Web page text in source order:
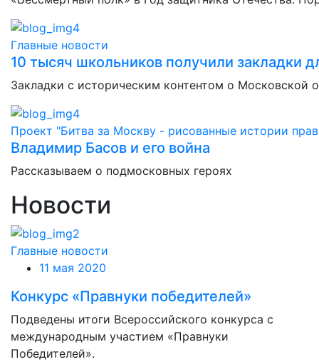
Главные новости
10 тысяч школьников получили закладки
Закладки с историческим контентом о
Проект "Битва за Москву - рисованные истории
Владимир Басов и его война
Рассказываем о подмосковных героях
Новости
Главные новости
11 мая 2020
Конкурс «Правнуки победителей»
Подведены итоги Всероссийского конкурса с
международным участием «Правнуки
Победителей».